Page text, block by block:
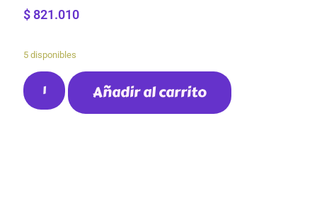
$ 821.010
5 disponibles
Añadir al carrito